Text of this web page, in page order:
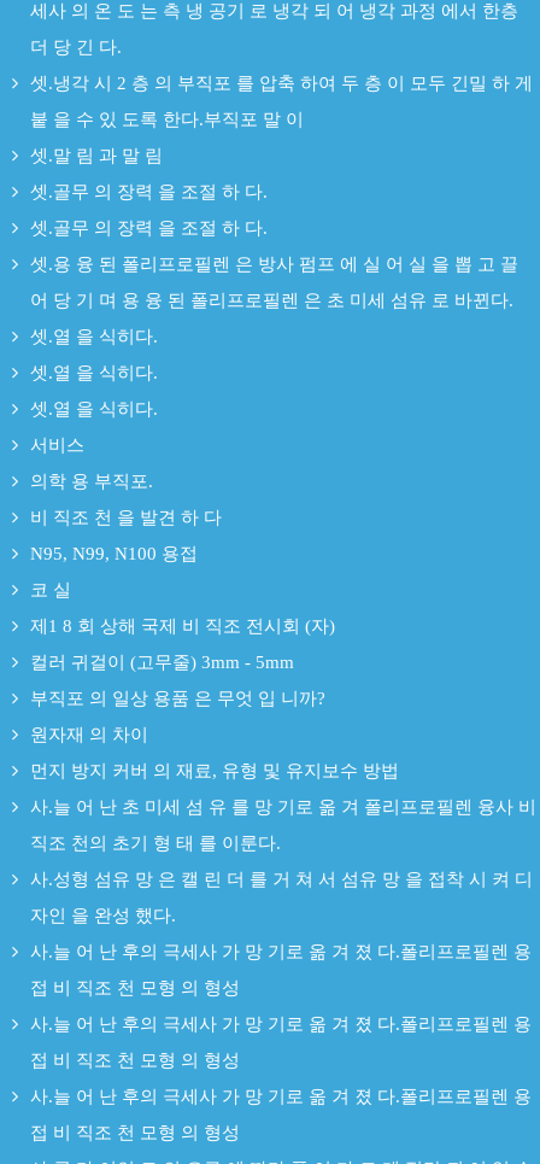
세사 의 온 도 는 측 냉 공기 로 냉각 되 어 냉각 과정 에서 한층
더 당 긴 다.
셋.냉각 시 2 층 의 부직포 를 압축 하여 두 층 이 모두 긴밀 하 게
붙 을 수 있 도록 한다.부직포 말 이
셋.말 림 과 말 림
셋.골무 의 장력 을 조절 하 다.
셋.골무 의 장력 을 조절 하 다.
셋.용 융 된 폴리프로필렌 은 방사 펌프 에 실 어 실 을 뽑 고 끌
어 당 기 며 용 융 된 폴리프로필렌 은 초 미세 섬유 로 바뀐다.
셋.열 을 식히다.
셋.열 을 식히다.
셋.열 을 식히다.
서비스
의학 용 부직포.
비 직조 천 을 발견 하 다
N95, N99, N100 용접
코 실
제1 8 회 상해 국제 비 직조 전시회 (자)
컬러 귀걸이 (고무줄) 3mm - 5mm
부직포 의 일상 용품 은 무엇 입 니까?
원자재 의 차이
먼지 방지 커버 의 재료, 유형 및 유지보수 방법
사.늘 어 난 초 미세 섬 유 를 망 기로 옮 겨 폴리프로필렌 융사 비
직조 천의 초기 형 태 를 이룬다.
사.성형 섬유 망 은 캘 린 더 를 거 쳐 서 섬유 망 을 접착 시 켜 디
자인 을 완성 했다.
사.늘 어 난 후의 극세사 가 망 기로 옮 겨 졌 다.폴리프로필렌 용
접 비 직조 천 모형 의 형성
사.늘 어 난 후의 극세사 가 망 기로 옮 겨 졌 다.폴리프로필렌 용
접 비 직조 천 모형 의 형성
사.늘 어 난 후의 극세사 가 망 기로 옮 겨 졌 다.폴리프로필렌 용
접 비 직조 천 모형 의 형성